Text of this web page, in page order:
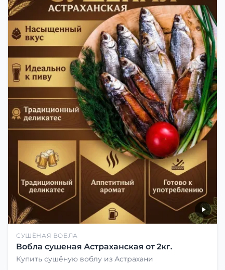
СУШЁНАЯ ВОБЛА
Вобла сушеная Астраханская от 2кг.
Купить сушёную воблу из Астрахани